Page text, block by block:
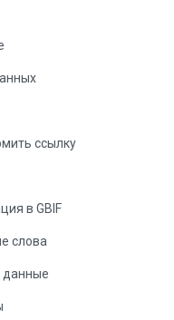
ссылку
в GBIF
слова
данные